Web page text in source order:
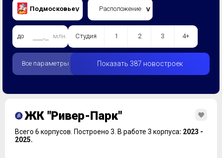
Подмосковье Расположение
до млн. Студия 1 2 3 4+
Все параметры Показать 387 новостроек
ЖК "Ривер-Парк"
Всего 6 корпусов. Построено 3. В работе 3 корпуса: 2023 -
2025.